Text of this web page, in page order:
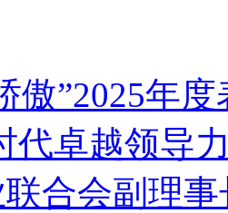
傲”2025年
代卓越领导
合会副理